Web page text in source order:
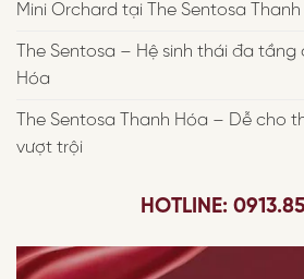
Mini Orchard tại The Sentosa
The Sentosa – Hệ sinh thái đa
Hóa
The Sentosa Thanh Hóa – Dễ cho
vượt trội
HOTLINE: